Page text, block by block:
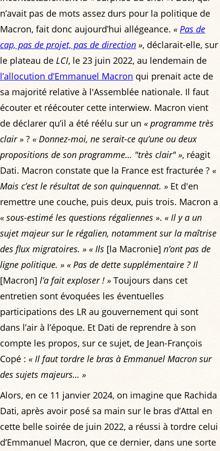
n’avait pas de mots assez durs pour la politique de
Macron, fait donc aujourd’hui allégeance. « Pas de
cap, pas de projet, pas de direction », déclarait-elle, sur
le plateau de LCI, le 23 juin 2022, au lendemain de
l’allocution d’Emmanuel Macron qui prenait acte de
sa majorité relative à l'Assemblée nationale. Il faut
écouter et réécouter cette interwiew. Macron vient
de déclarer qu’il a été réélu sur un « programme très
clair » ? « Donnez-moi, ne serait-ce qu’une ou deux
propositions de son programme… "très clair" », réagit
Dati. Macron constate que la France est fracturée ? «
Mais c’est le résultat de son quinquennat. » Et d'en
remettre une couche, puis deux, puis trois. Macron a
« sous-estimé les questions régaliennes ». « Il y a un
sujet majeur sur le régalien, notamment sur la maîtrise
des flux migratoires. » « Ils [la Macronie] n’ont pas de
ligne politique. » « Pas de dette supplémentaire ? Il
[Macron] l’a fait exploser ! » Toujours dans cet
entretien sont évoquées les éventuelles
participations des LR au gouvernement qui sont
dans l’air à l’époque. Et Dati de reprendre à son
compte les propos, sur ce sujet, de Jean-François
Copé : « Il faut tordre le bras à Emmanuel Macron sur
des sujets majeurs… »
Alors, en ce 11 janvier 2024, on imagine que Rachida
Dati, après avoir posé sa main sur le bras d’Attal en
cette belle soirée de juin 2022, a réussi à tordre celui
d’Emmanuel Macron, que ce dernier, dans une sorte